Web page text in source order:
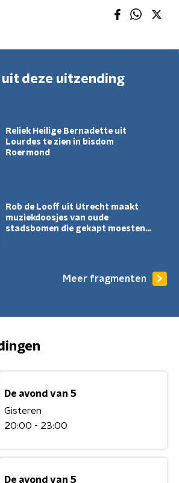
uit deze uitzending
Reliek Heilige Bernadette uit
Lourdes te zien in bisdom
Roermond
Rob de Looff uit Utrecht maakt
muziekdoosjes van oude
stadsbomen die gekapt moesten
Meer fragmenten
De avond van 5
Gisteren
20:00 - 23:00
De avond van 5